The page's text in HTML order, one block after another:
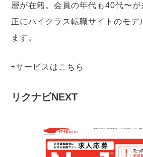
層が在籍。会員の年代も40代〜が
正にハイクラス転職サイトのモデ
ます。
⇨サービスは こちら
リクナビNEXT